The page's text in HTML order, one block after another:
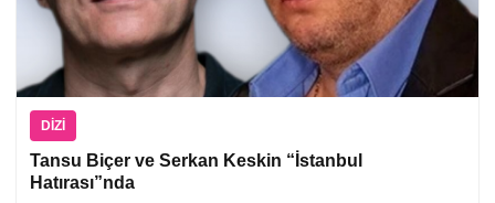
DIZI
Tansu Biçer ve Serkan Keskin “İstanbul
Hatırası”nda